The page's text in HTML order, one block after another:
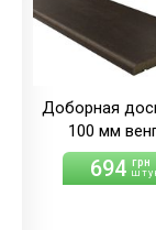
Доборная
100 мм
694 грн